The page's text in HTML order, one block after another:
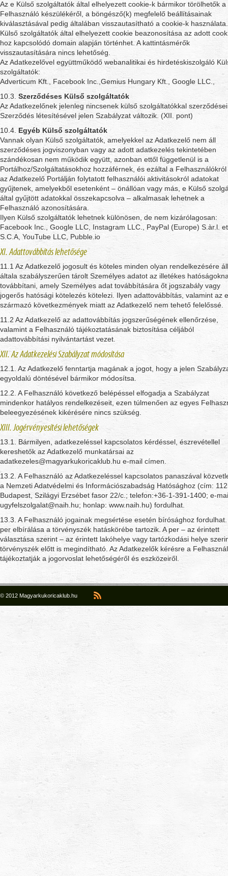
Az e Külső szolgáltatók által elhelyezett cookie-k bármikor törölhetők a
Felhasználó készülékéről, a böngésző(k) megfelelő beállításainak
kiválasztásával pedig általában visszautasítható a cookie-k használata.
Külső szolgáltatók által elhelyezett cookie beazonosítása az adott
hoz kapcsolódó domain alapján történhet. A kattintásmérők
visszautasítására nincs lehetőség.
Az Adatkezelővel együttműködő webanalitikai és hirdetéskiszolgáló
szolgáltatók:
Adverticum Kft., Facebook Inc.,Gemius Hungary Kft., Google LLC.,
10.3. Szerződéses Külső szolgáltatók
Az Adatkezelőnek jelenleg nincsenek külső szolgáltatókkal
Szerződés létesítésével jelen Szabályzat változik. (XII. pont)
10.4. Egyéb Külső szolgáltatók
Vannak olyan Külső szolgáltatók, amelyekkel az Adatkezelő nem áll
szerződéses jogviszonyban vagy az adott adatkezelés tekintetében
szándékosan nem működik együtt, azonban ettől függetlenül is a
Portálhoz/Szolgáltatásokhoz hozzáférnek, és ezáltal a Felhasználókról
az Adatkezelő Portálján folytatott felhasználói aktivitásokról adatokat
gyűjtenek, amelyekből esetenként – önállóan vagy más, e Külső
által gyűjtött adatokkal összekapcsolva – alkalmasak lehetnek a
Felhasználó azonosítására.
Ilyen Külső szolgáltatók lehetnek különösen, de nem kizárólagosan:
Facebook Inc., Google LLC, Instagram LLC., PayPal (Europe) S.àr.l.
S.C.A, YouTube LLC, Pubble.io
XI. Adattovábbítás lehetősége
11.1 Az Adatkezelő jogosult és köteles minden olyan rendelkezésére
általa szabályszerűen tárolt Személyes adatot az illetékes
továbbítani, amely Személyes adat továbbítására őt jogszabály vagy
jogerős hatósági kötelezés kötelezi. Ilyen adattovábbítás, valamint az
származó következmények miatt az Adatkezelő nem tehető felelőssé.
11.2 Az Adatkezelő az adattovábbítás jogszerűségének ellenőrzése,
valamint a Felhasználó tájékoztatásának biztosítása céljából
adattovábbítási nyilvántartást vezet.
XII. Az Adatkezelési Szabályzat módosítása
12.1. Az Adatkezelő fenntartja magának a jogot, hogy a jelen
egyoldalú döntésével bármikor módosítsa.
12.2. A Felhasználó következő belépéssel elfogadja a Szabályzat
mindenkor hatályos rendelkezéseit, ezen túlmenően az egyes
beleegyezésének kikérésére nincs szükség.
XIII. Jogérvényesítési lehetőségek
13.1. Bármilyen, adatkezeléssel kapcsolatos kérdéssel, észrevétellel
kereshetők az Adatkezelő munkatársai az
adatkezeles@magyarkukoricaklub.hu e-mail címen.
13.2. A Felhasználó az Adatkezeléssel kapcsolatos panaszával
a Nemzeti Adatvédelmi és Információszabadság Hatósághoz (cím:
Budapest, Szilágyi Erzsébet fasor 22/c.; telefon:+36-1-391-1400; e-
ugyfelszolgalat@naih.hu; honlap: www.naih.hu) fordulhat.
13.3. A Felhasználó jogainak megsértése esetén bírósághoz fordulhat.
per elbírálása a törvényszék hatáskörébe tartozik. A per – az érintett
választása szerint – az érintett lakóhelye vagy tartózkodási helye
törvényszék előtt is megindítható. Az Adatkezelők kérésre a
tájékoztatják a jogorvoslat lehetőségéről és eszközeiről.
© 2012 Magyarkukoricaklub.hu